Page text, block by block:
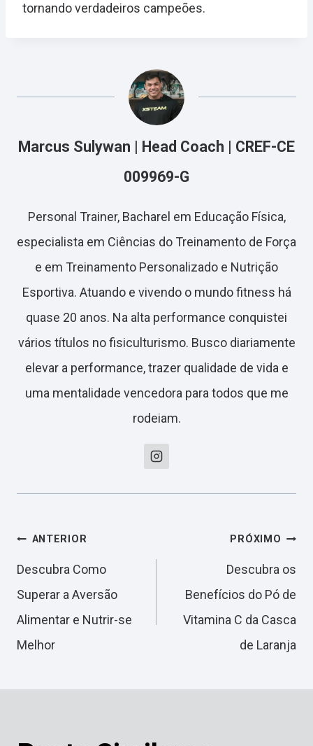
tornando verdadeiros campeões.
Marcus Sulywan | Head Coach | CREF-CE
009969-G
Personal Trainer, Bacharel em Educação Física,
especialista em Ciências do Treinamento de Força
e em Treinamento Personalizado e Nutrição
Esportiva. Atuando e vivendo o mundo fitness há
quase 20 anos. Na alta performance conquistei
vários títulos no fisiculturismo. Busco diariamente
elevar a performance, trazer qualidade de vida e
uma mentalidade vencedora para todos que me
rodeiam.
Navegação
de
Post
ANTERIOR
Descubra Como
Superar a Aversão
Alimentar e Nutrir-se
Melhor
PRÓXIMO
Descubra os
Benefícios do Pó de
Vitamina C da Casca
de Laranja